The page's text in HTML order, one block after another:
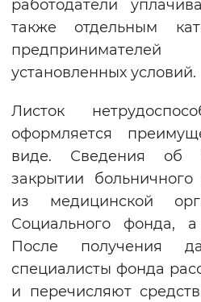
Вернуть
работодатели
также отдельным
установленных условий.
Листок
оформляется
виде. Сведения об
закрытии больничного
из медицинской
Социального фонда,
После получения
специалисты фонда
и перечисляют